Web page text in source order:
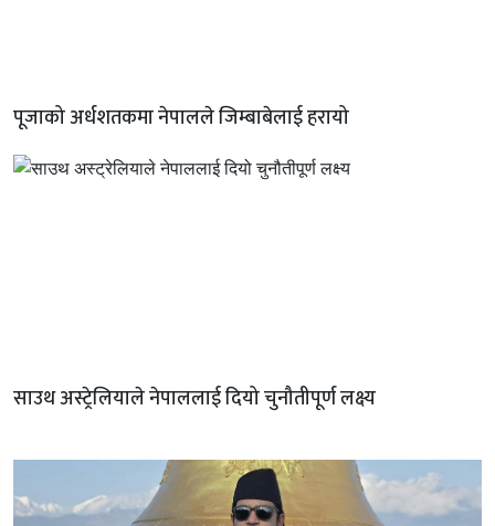
पूजाको अर्धशतकमा नेपालले जिम्बाबेलाई हरायो
साउथ अस्ट्रेलियाले नेपाललाई दियो चुनौतीपूर्ण लक्ष्य